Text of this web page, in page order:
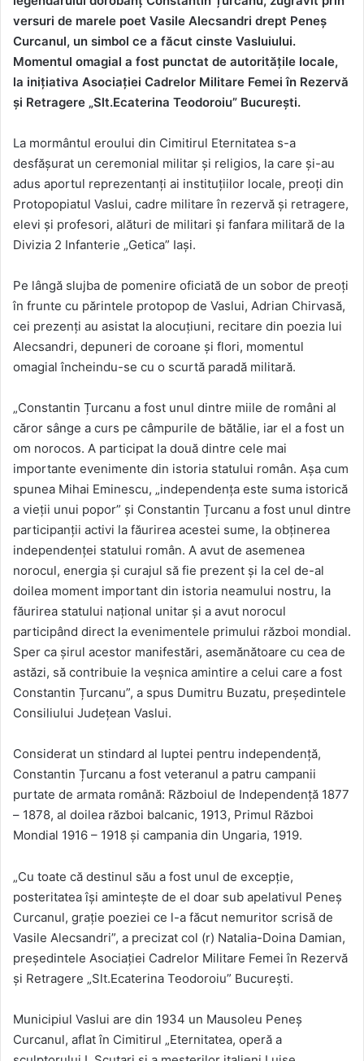
versuri de marele poet Vasile Alecsandri drept Peneș
Curcanul, un simbol ce a făcut cinste Vasluiului.
Momentul omagial a fost punctat de autoritățile locale,
la inițiativa Asociației Cadrelor Militare Femei în Rezervă
și Retragere „Slt.Ecaterina Teodoroiu” București.
La mormântul eroului din Cimitirul Eternitatea s-a
desfășurat un ceremonial militar și religios, la care și-au
adus aportul reprezentanți ai instituțiilor locale, preoți din
Protopopiatul Vaslui, cadre militare în rezervă și retragere,
elevi și profesori, alături de militari și fanfara militară de la
Divizia 2 Infanterie „Getica” Iași.
Pe lângă slujba de pomenire oficiată de un sobor de preoți
în frunte cu părintele protopop de Vaslui, Adrian Chirvasă,
cei prezenți au asistat la alocuțiuni, recitare din poezia lui
Alecsandri, depuneri de coroane și flori, momentul
omagial încheindu-se cu o scurtă paradă militară.
„Constantin Țurcanu a fost unul dintre miile de români al
căror sânge a curs pe câmpurile de bătălie, iar el a fost un
om norocos. A participat la două dintre cele mai
importante evenimente din istoria statului român. Așa cum
spunea Mihai Eminescu, „independența este suma istorică
a vieții unui popor” și Constantin Țurcanu a fost unul dintre
participanții activi la făurirea acestei sume, la obținerea
independenței statului român. A avut de asemenea
norocul, energia și curajul să fie prezent și la cel de-al
doilea moment important din istoria neamului nostru, la
făurirea statului național unitar și a avut norocul
participând direct la evenimentele primului război mondial.
Sper ca șirul acestor manifestări, asemănătoare cu cea de
astăzi, să contribuie la veșnica amintire a celui care a fost
Constantin Țurcanu”, a spus Dumitru Buzatu, președintele
Consiliului Județean Vaslui.
Considerat un stindard al luptei pentru independență,
Constantin Țurcanu a fost veteranul a patru campanii
purtate de armata română: Războiul de Independență 1877
– 1878, al doilea război balcanic, 1913, Primul Război
Mondial 1916 – 1918 şi campania din Ungaria, 1919.
„Cu toate că destinul său a fost unul de excepție,
posteritatea își amintește de el doar sub apelativul Peneș
Curcanul, grație poeziei ce l-a făcut nemuritor scrisă de
Vasile Alecsandri”, a precizat col (r) Natalia-Doina Damian,
președintele Asociației Cadrelor Militare Femei în Rezervă
și Retragere „Slt.Ecaterina Teodoroiu” București.
Municipiul Vaslui are din 1934 un Mausoleu Peneș
Curcanul, aflat în Cimitirul „Eternitatea, operă a